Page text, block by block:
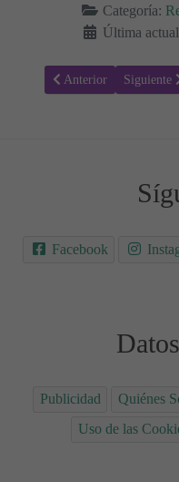
Categoría:
Última
Artículo anterior:
Anterior Artículo
Siguiente
Facebook
Publicidad Quiénes
Uso de las